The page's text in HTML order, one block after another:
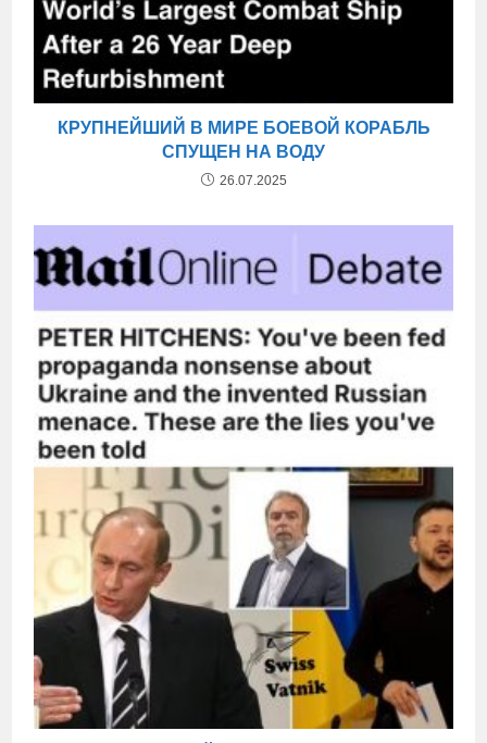
КРУПНЕЙШИЙ В МИРЕ БОЕВОЙ КОРАБЛЬ
СПУЩЕН НА ВОДУ
26.07.2025